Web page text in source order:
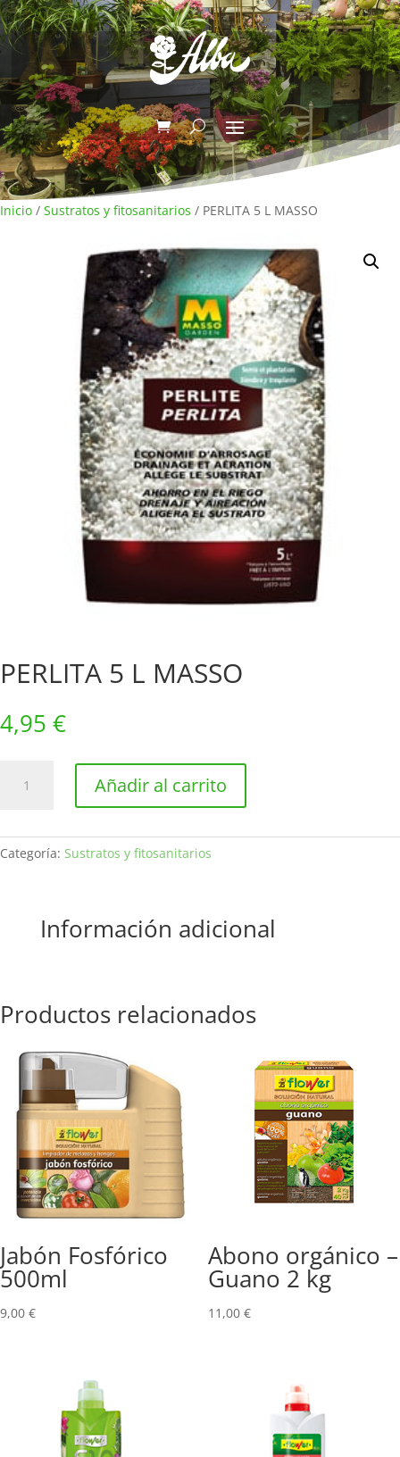
Inicio / Sustratos y fitosanitarios / PERLITA 5 L MASSO
PERLITA 5 L MASSO
4,95 €
cantidad
Añadir al carrito
Categoría: Sustratos y fitosanitarios
Información adicional
Productos relacionados
Jabón Fosfórico
500ml
9,00 €
Abono orgánico –
Guano 2 kg
11,00 €